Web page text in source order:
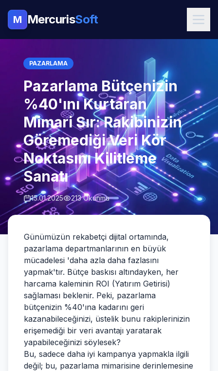
M MercurisSoft
PAZARLAMA
Pazarlama Bütçenizin
%40'ını Kurtaran
Mimari Sır: Rakibinizin
Göremediği Veri Kör
Noktasını Kilitleme
Sanatı
15.01.2025 213 Okunma
Günümüzün rekabetçi dijital ortamında,
pazarlama departmanlarının en büyük
mücadelesi 'daha azla daha fazlasını
yapmak'tır. Bütçe baskısı altındayken, her
harcama kaleminin ROI (Yatırım Getirisi)
sağlaması beklenir. Peki, pazarlama
bütçenizin %40'ına kadarını geri
kazanabileceğinizi, üstelik bunu rakiplerinizin
erişemediği bir veri avantajı yaratarak
yapabileceğinizi söylesek?
Bu, sadece daha iyi kampanya yapmakla ilgili
değil; bu, pazarlama mimarisine derinlemesine